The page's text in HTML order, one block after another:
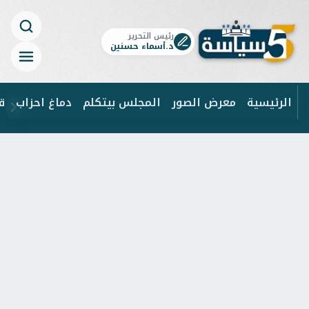
رئيس التحرير
د.أسماء حسنين
الرئيسية معرض الصور المجلس بيتكلم دماغ احزاب